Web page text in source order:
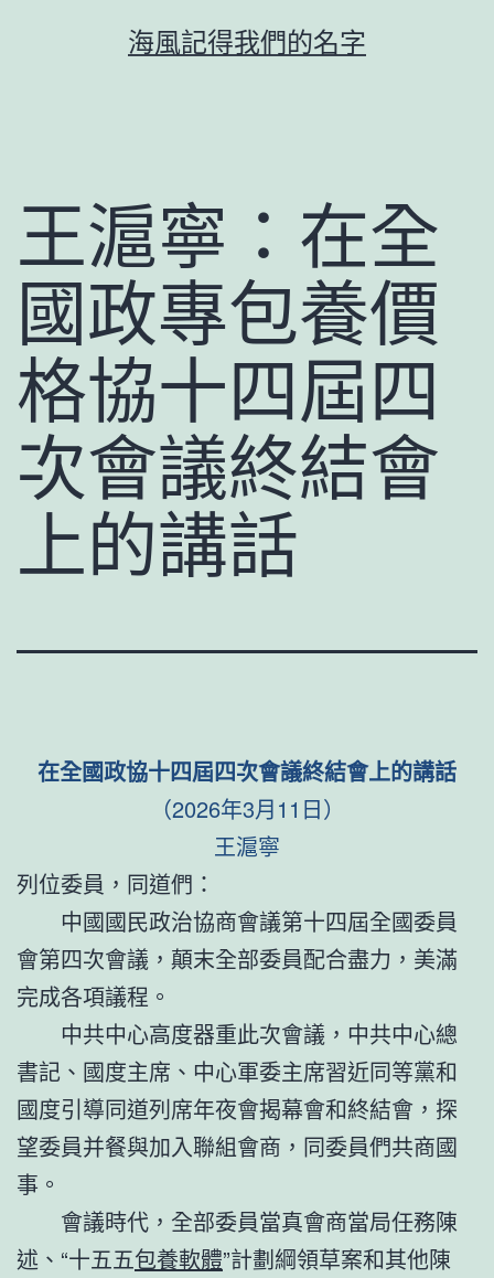
海風記得我們的名字
王滬寧：在全
國政專包養價
格協十四屆四
次會議終結會
上的講話
在全國政協十四屆四次會議終結會上的講話
（2026年3月11日）
王滬寧
列位委員，同道們：
中國國民政治協商會議第十四屆全國委員
會第四次會議，顛末全部委員配合盡力，美滿
完成各項議程。
中共中心高度器重此次會議，中共中心總
書記、國度主席、中心軍委主席習近同等黨和
國度引導同道列席年夜會揭幕會和終結會，探
望委員并餐與加入聯組會商，同委員們共商國
事。
會議時代，全部委員當真會商當局任務陳
述、“十五五包養軟體”計劃綱領草案和其他陳